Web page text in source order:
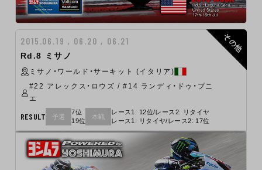
2015.06.19 , 06.20 , 06.21
Rd.8 ミサノ
ミサノ・ワールド・サーキット (イタリア)
#22 アレックス・ロウズ / #14 ランディ・ドゥ・プニ
エ
RESULT 予選
7位
19位
本戦
レース1: 12位/レース2: リタイヤ
レース1: リタイヤ/レース2: 17位
その他